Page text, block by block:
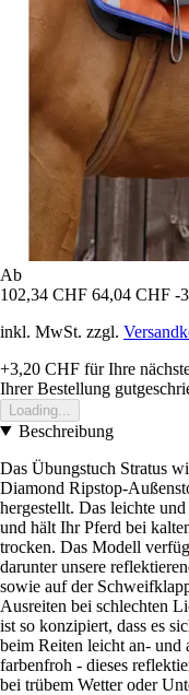
Ab
102,34 CHF 64,04 CHF -
inkl. MwSt. zzgl.
+3,20 CHF für Ihre
Ihrer Bestellung
Loading...
Beschreibung
Das Übungstuch Stratus
Diamond Ripstop-
hergestellt. Das leichte
und hält Ihr Pferd bei
trocken. Das Modell
darunter unsere
sowie auf der
Ausreiten bei schlechten
ist so konzipiert, dass es
beim Reiten leicht an-
farbenfroh - dieses
bei trübem Wetter oder